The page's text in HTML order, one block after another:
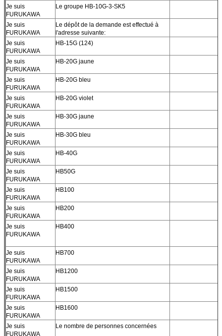
Je suis
FURUKAWA
Le groupe HB-10G-3-SK5
Je suis
FURUKAWA
Le dépôt de la demande est effectué à
l'adresse suivante:
Je suis
FURUKAWA
HB-15G (124)
Je suis
FURUKAWA
HB-20G jaune
Je suis
FURUKAWA
HB-20G bleu
Je suis
FURUKAWA
HB-20G violet
Je suis
FURUKAWA
HB-30G jaune
Je suis
FURUKAWA
HB-30G bleu
Je suis
FURUKAWA
HB-40G
Je suis
FURUKAWA
HB50G
Je suis
FURUKAWA
HB100
Je suis
FURUKAWA
HB200
Je suis
FURUKAWA
HB400
Je suis
FURUKAWA
HB700
Je suis
FURUKAWA
HB1200
Je suis
FURUKAWA
HB1500
Je suis
FURUKAWA
HB1600
Je suis
FURUKAWA
Le nombre de personnes concernées